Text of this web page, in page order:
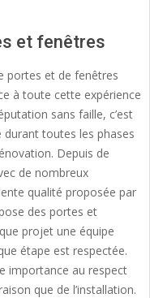
et fenêtres
portes et de fenêtres
à toute cette expérience
sans faille, c’est
toutes les phases
Depuis de
de nombreux
qualité proposée par
des portes et
projet une équipe
étape est respectée.
importance au respect
que de l’installation.